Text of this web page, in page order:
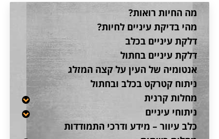
מה החיות רואות?
מהי בדיקת עיניים לחיות?
דלקת עיניים בכלב
דלקת עיניים בחתול
אנטומיה של העין על קצה המזלג
ניתוח קטרקט בכלב ובחתול
מחלות קרנית
ניתוחי עיניים
כלב עיוור – מידע ודרכי התמודדות